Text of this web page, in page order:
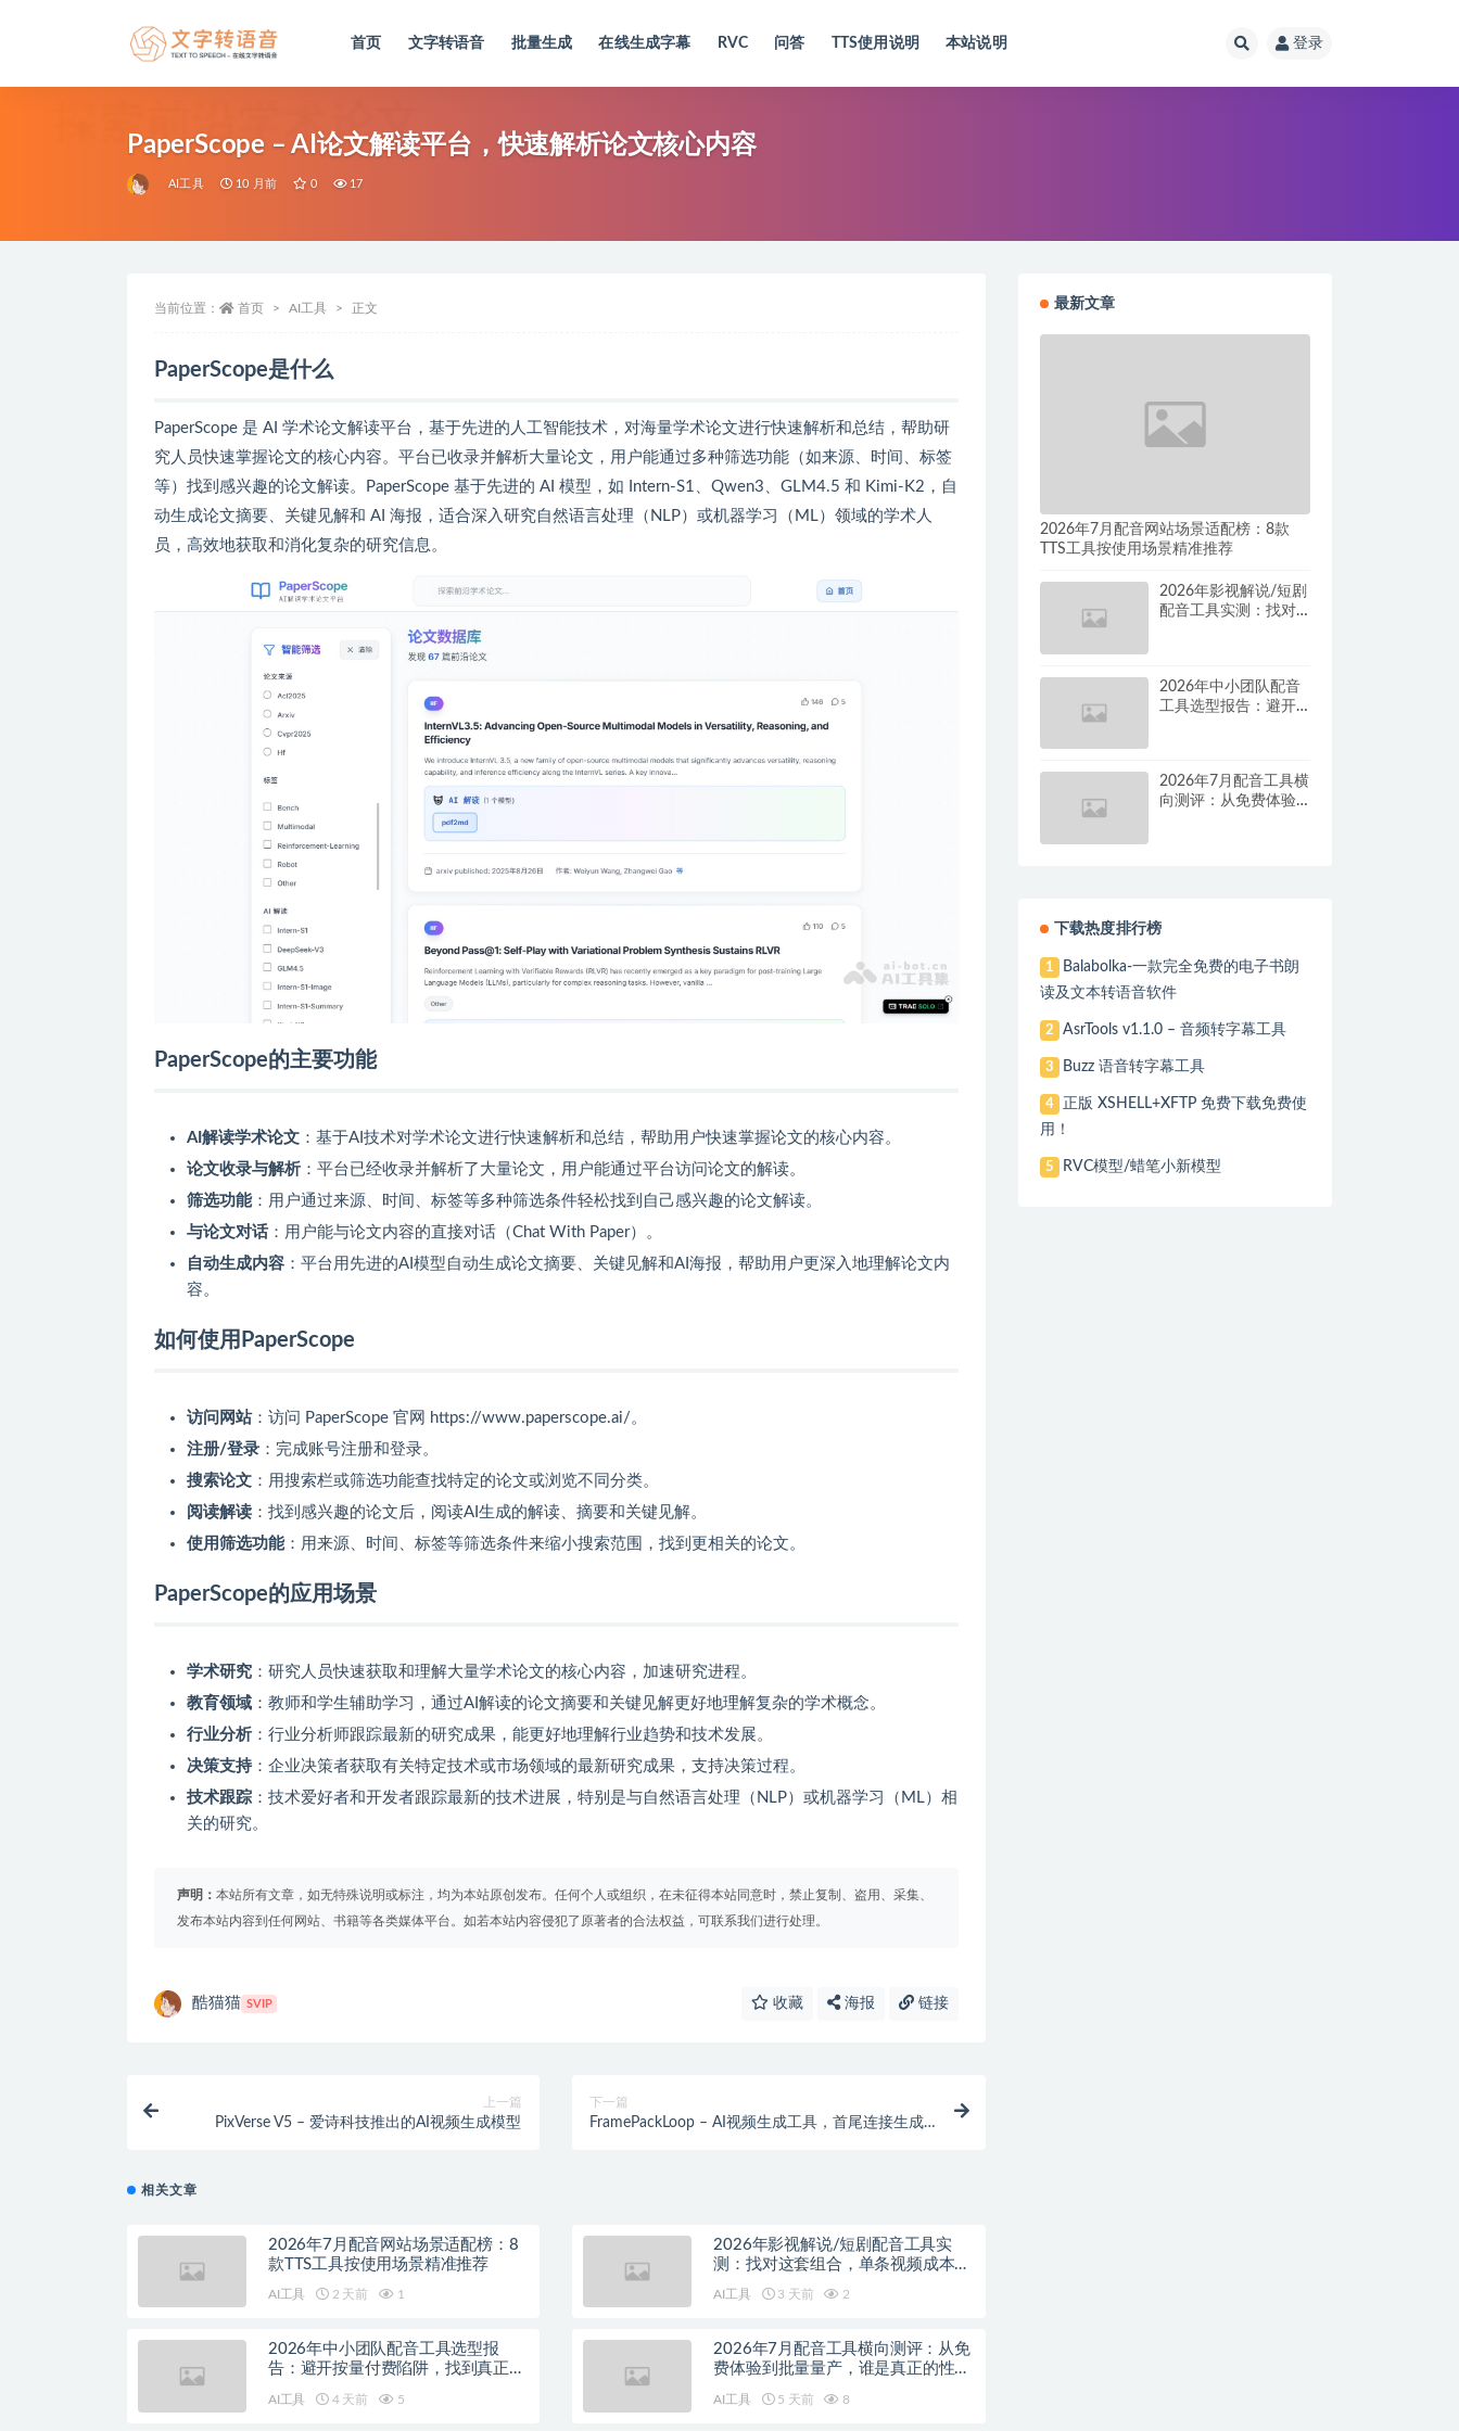
首页 文字转语音 批量生成 在线生成字幕 RVC 问答 TTS使用说明 本站说明 登录
PaperScope – AI论文解读平台，快速解析论文核心内容
AI工具 10 月前 0 17
当前位置： 首页 AI工具 正文
PaperScope是什么
PaperScope 是 AI 学术论文解读平台，基于先进的人工智能技术，对海量学术论文进行快速解析和总结，帮助研
究人员快速掌握论文的核心内容。平台已收录并解析大量论文，用户能通过多种筛选功能（如来源、时间、标签
等）找到感兴趣的论文解读。PaperScope 基于先进的 AI 模型，如 Intern-S1、Qwen3、GLM4.5 和 Kimi-K2，自
动生成论文摘要、关键见解和 AI 海报，适合深入研究自然语言处理（NLP）或机器学习（ML）领域的学术人
员，高效地获取和消化复杂的研究信息。
PaperScope的主要功能
AI解读学术论文 ：基于AI技术对学术论文进行快速解析和总结，帮助用户快速掌握论文的核心内容。
论文收录与解析 ：平台已经收录并解析了大量论文，用户能通过平台访问论文的解读。
筛选功能：用户通过来源、时间、标签等多种筛选条件轻松找到自己感兴趣的论文解读。
与论文对话 ：用户能与论文内容的直接对话（Chat With Paper）。
自动生成内容 ：平台用先进的AI模型自动生成论文摘要、关键见解和AI海报，帮助用户更深入地理解论文内
容。
如何使用PaperScope
访问网站：访问 PaperScope 官网 https://www.paperscope.ai/。
注册/登录 ：完成账号注册和登录。
搜索论文 ：用搜索栏或筛选功能查找特定的论文或浏览不同分类。
阅读解读 ：找到感兴趣的论文后，阅读AI生成的解读、摘要和关键见解。
使用筛选功能：用来源、时间、标签等筛选条件来缩小搜索范围，找到更相关的论文。
PaperScope的应用场景
学术研究 ：研究人员快速获取和理解大量学术论文的核心内容，加速研究进程。
教育领域 ：教师和学生辅助学习，通过AI解读的论文摘要和关键见解更好地理解复杂的学术概念。
行业分析 ：行业分析师跟踪最新的研究成果，能更好地理解行业趋势和技术发展。
决策支持：企业决策者获取有关特定技术或市场领域的最新研究成果，支持决策过程。
技术跟踪 ：技术爱好者和开发者跟踪最新的技术进展，特别是与自然语言处理（NLP）或机器学习（ML）相
关的研究。
声明： 本站所有文章，如无特殊说明或标注，均为本站原创发布。任何个人或组织，在未征得本站同意时，禁止复制、盗用、采集、
发布本站内容到任何网站、书籍等各类媒体平台。如若本站内容侵犯了原著者的合法权益，可联系我们进行处理。
酷猫猫 SVIP 收藏 海报 链接
上一篇
PixVerse V5 – 爱诗科技推出的AI视频生成模型
下一篇
FramePackLoop – AI视频生成工具，首尾连接生成
相关文章
2026年7月配音网站场景适配榜：8
款TTS工具按使用场景精准推荐
AI工具 2 天前 1
2026年影视解说/短剧配音工具实
测：找对这套组合，单条视频成本直
AI工具 3 天前 2
2026年中小团队配音工具选型报
告：避开按量付费陷阱，找到真正的
AI工具 4 天前 5
2026年7月配音工具横向测评：从免
费体验到批量量产，谁是真正的性价
AI工具 5 天前 8
最新文章
2026年7月配音网站场景适配榜：8款
TTS工具按使用场景精准推荐
2026年影视解说/短剧
配音工具实测：找对
2026年中小团队配音
工具选型报告：避开
2026年7月配音工具横
向测评：从免费体验
下载热度排行榜
1
Balabolka-一款完全免费的电子书朗
读及文本转语音软件
2 AsrTools v1.1.0 – 音频转字幕工具
3 Buzz 语音转字幕工具
4
正版 XSHELL+XFTP 免费下载免费使
用！
5 RVC模型/蜡笔小新模型